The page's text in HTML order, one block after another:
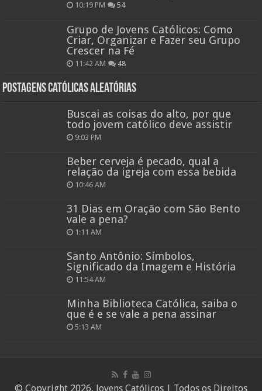
10:19 PM 54
Grupo de Jovens Católicos: Como
Criar, Organizar e Fazer seu Grupo
Crescer na Fé
11:42 AM 48
Postagens católicas aleatórias
Buscai as coisas do alto, por que
todo jovem católico deve assistir
9:03 PM
Beber cerveja é pecado, qual a
relação da igreja com essa bebida
10:46 AM
31 Dias em Oração com São Bento
vale a pena?
1:11 AM
Santo Antônio: Símbolos,
Significado da Imagem e História
11:54 AM
Minha Biblioteca Católica, saiba o
que é e se vale a pena assinar
5:13 AM
© Copyright 2026, Jovens Católicos | Todos os Direitos